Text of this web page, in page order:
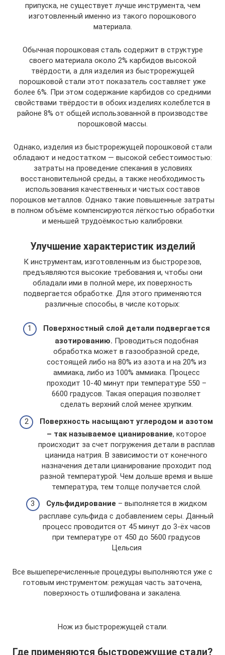
припуска, не существует лучше инструмента, чем
изготовленный именно из такого порошкового
материала.
Обычная порошковая сталь содержит в структуре
своего материала около 2% карбидов высокой
твёрдости, а для изделия из быстрорежущей
порошковой стали этот показатель составляет уже
более 6%. При этом содержание карбидов со средними
свойствами твёрдости в обоих изделиях колеблется в
районе 8% от общей использованной в производстве
порошковой массы.
Однако, изделия из быстрорежущей порошковой стали
обладают и недостатком — высокой себестоимостью:
затраты на проведение спекания в условиях
восстановительной среды, а также необходимость
использования качественных и чистых составов
порошков металлов. Однако такие повышенные затраты
в полном объёме компенсируются лёгкостью обработки
и меньшей трудоёмкостью калибровки.
Улучшение характеристик изделий
К инструментам, изготовленным из быстрорезов,
предъявляются высокие требования и, чтобы они
обладали ими в полной мере, их поверхность
подвергается обработке. Для этого применяются
различные способы, в числе которых:
Поверхностный слой детали подвергается
азотированию. Проводиться подобная
обработка может в газообразной среде,
состоящей либо на 80% из азота и на 20% из
аммиака, либо из 100% аммиака. Процесс
проходит 10-40 минут при температуре 550 –
6600 градусов. Такая операция позволяет
сделать верхний слой менее хрупким.
Поверхность насыщают углеродом и азотом
– так называемое цианирование, которое
происходит за счет погружения детали в расплав
цианида натрия. В зависимости от конечного
назначения детали цианирование проходит под
разной температурой. Чем дольше время и выше
температура, тем толще получается слой.
Сульфидирование – выполняется в жидком
расплаве сульфида с добавлением серы. Данный
процесс проводится от 45 минут до 3-ёх часов
при температуре от 450 до 5600 градусов
Цельсия
Все вышеперечисленные процедуры выполняются уже с
готовым инструментом: режущая часть заточена,
поверхность отшлифована и закалена.
Нож из быстрорежущей стали.
Где применяются быстрорежущие стали?